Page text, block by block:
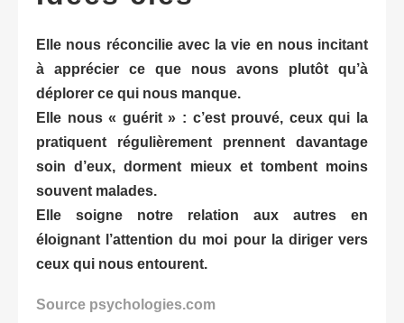
Elle nous réconcilie avec la vie en nous incitant
à apprécier ce que nous avons plutôt qu’à
déplorer ce qui nous manque.
Elle nous « guérit » : c’est prouvé, ceux qui la
pratiquent régulièrement prennent davantage
soin d’eux, dorment mieux et tombent moins
souvent malades.
Elle soigne notre relation aux autres en
éloignant l’attention du moi pour la diriger vers
ceux qui nous entourent.
Source psychologies.com